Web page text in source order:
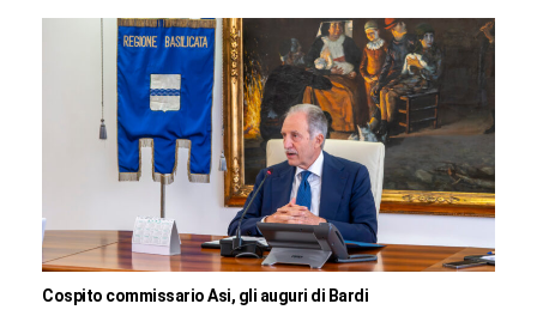
Cospito commissario Asi, gli auguri di Bardi